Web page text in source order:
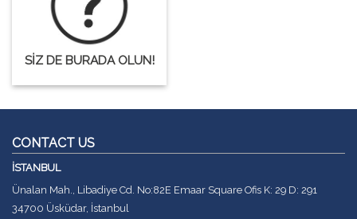
SİZ DE BURADA OLUN!
CONTACT US
İSTANBUL
Ünalan Mah., Libadiye Cd. No:82E Emaar Square Ofis K: 29 D: 291
34700 Üsküdar, İstanbul